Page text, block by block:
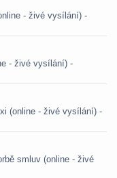
- živé vysílání) -
- živé vysílání) -
(online - živé vysílání) -
smluv (online - živé